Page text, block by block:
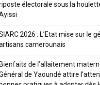
électorale sous la
2026 : L’Etat mise sur le
camerounais
de l’allaitement
de Yaoundé attire